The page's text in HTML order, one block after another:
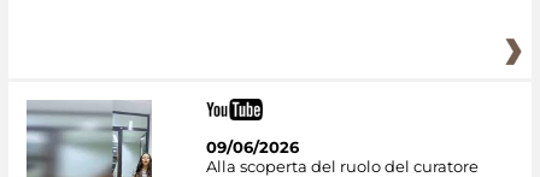
09/06/2026
Alla scoperta del ruolo del curatore